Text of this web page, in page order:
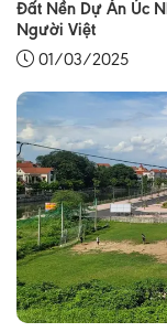
Đất Nền Dự Án Úc
Người Việt
01/03/2025